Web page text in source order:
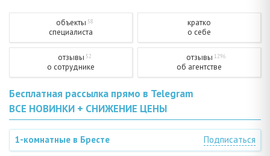
объекты 58
специалиста
кратко
о себе
отзывы 52
о сотруднике
отзывы 1296
об агентстве
Бесплатная рассылка прямо в Telegram
ВСЕ НОВИНКИ + СНИЖЕНИЕ ЦЕНЫ
1-комнатные в Бресте Подписаться